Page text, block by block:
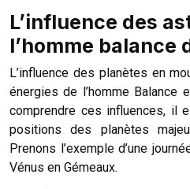
L’influence des
l’homme balance
L’influence des planètes en
énergies de l’homme Balance
comprendre ces influences, il
positions des planètes
Prenons l’exemple d’une
Vénus en Gémeaux.